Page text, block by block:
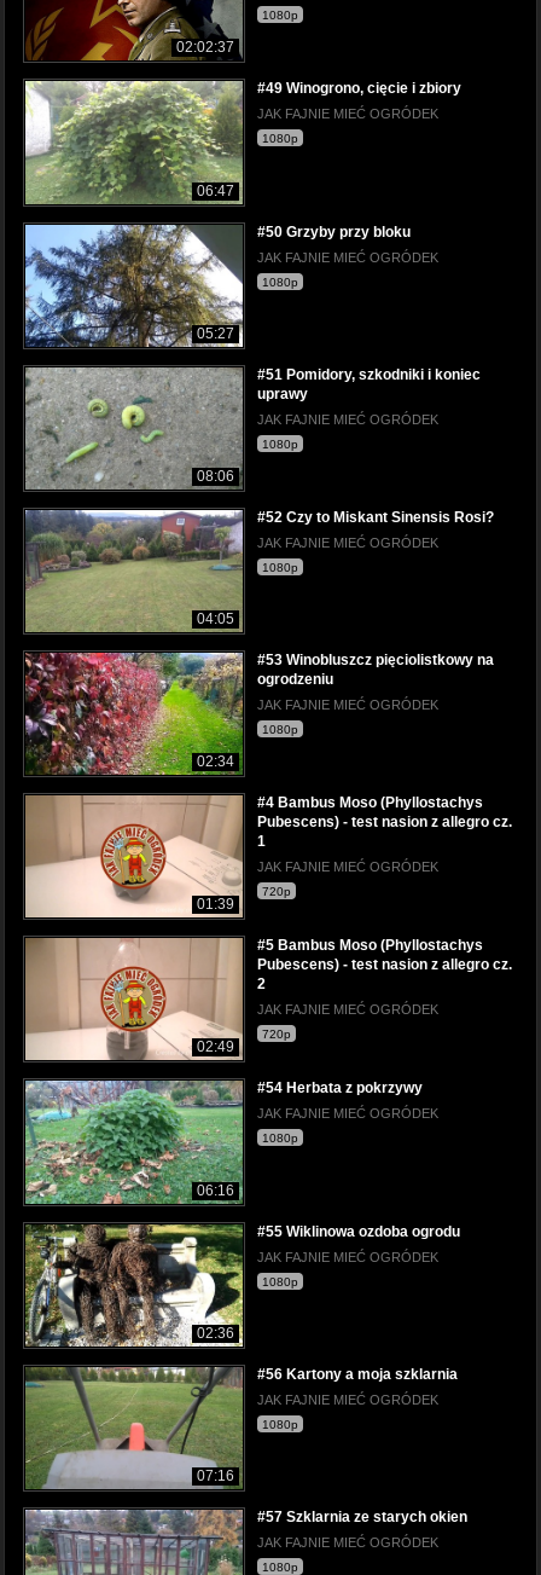
02:02:37
1080p
06:47
#49 Winogrono, cięcie i zbiory
JAK FAJNIE MIEĆ OGRÓDEK
1080p
05:27
#50 Grzyby przy bloku
JAK FAJNIE MIEĆ OGRÓDEK
1080p
08:06
#51 Pomidory, szkodniki i koniec
uprawy
JAK FAJNIE MIEĆ OGRÓDEK
1080p
04:05
#52 Czy to Miskant Sinensis Rosi?
JAK FAJNIE MIEĆ OGRÓDEK
1080p
02:34
#53 Winobluszcz pięciolistkowy na
ogrodzeniu
JAK FAJNIE MIEĆ OGRÓDEK
1080p
01:39
#4 Bambus Moso (Phyllostachys
Pubescens) - test nasion z allegro cz.
1
JAK FAJNIE MIEĆ OGRÓDEK
720p
02:49
#5 Bambus Moso (Phyllostachys
Pubescens) - test nasion z allegro cz.
2
JAK FAJNIE MIEĆ OGRÓDEK
720p
06:16
#54 Herbata z pokrzywy
JAK FAJNIE MIEĆ OGRÓDEK
1080p
02:36
#55 Wiklinowa ozdoba ogrodu
JAK FAJNIE MIEĆ OGRÓDEK
1080p
07:16
#56 Kartony a moja szklarnia
JAK FAJNIE MIEĆ OGRÓDEK
1080p
#57 Szklarnia ze starych okien
JAK FAJNIE MIEĆ OGRÓDEK
1080p